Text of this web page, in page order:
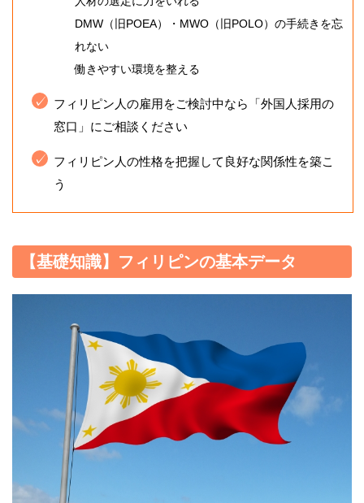
DMW（旧POEA）・MWO（旧POLO）の手続きを忘
れない
働きやすい環境を整える
フィリピン人の雇用をご検討中なら「外国人採用の
窓口」にご相談ください
フィリピン人の性格を把握して良好な関係性を築こ
う
【基礎知識】フィリピンの基本データ